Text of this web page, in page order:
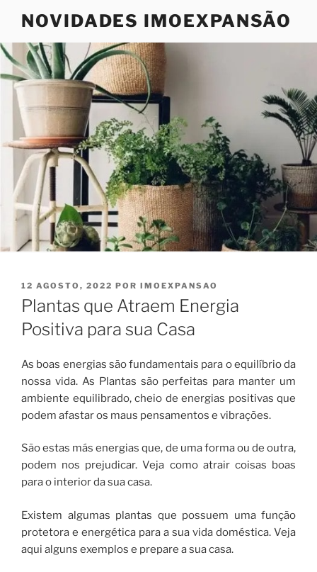
o
conteúdo
NOVIDADES IMOEXPANSÃO
PUBLICADO
EM
12 AGOSTO, 2022 POR IMOEXPANSAO
Plantas que Atraem Energia
Positiva para sua Casa
As boas energias são fundamentais para o equilíbrio da
nossa vida. As Plantas são perfeitas para manter um
ambiente equilibrado, cheio de energias positivas que
podem afastar os maus pensamentos e vibrações.
São estas más energias que, de uma forma ou de outra,
podem nos prejudicar. Veja como atrair coisas boas
para o interior da sua casa.
Existem algumas plantas que possuem uma função
protetora e energética para a sua vida doméstica. Veja
aqui alguns exemplos e prepare a sua casa.